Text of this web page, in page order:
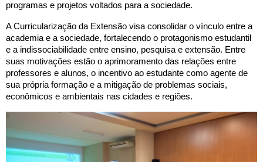
programas e projetos voltados para a sociedade.
A Curricularização da Extensão visa consolidar o vínculo entre a
academia e a sociedade, fortalecendo o protagonismo estudantil
e a indissociabilidade entre ensino, pesquisa e extensão. Entre
suas motivações estão o aprimoramento das relações entre
professores e alunos, o incentivo ao estudante como agente de
sua própria formação e a mitigação de problemas sociais,
econômicos e ambientais nas cidades e regiões.